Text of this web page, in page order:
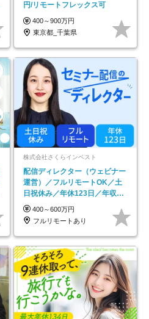
円/リモートフレックス可
400～900万円
東京都_千葉県
株式会社さくらインベスト
配信ディレクター（ウェビナー
運営）／フルリモートOK／土
日祝休み／年休123日／年収
600万円可
400～600万円
フルリモートあり